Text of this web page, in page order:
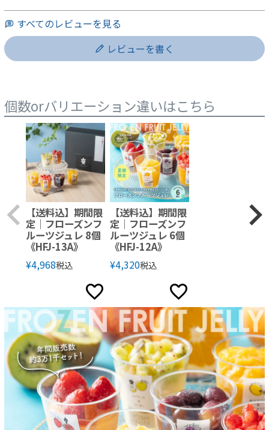
すべてのレビューを見る
レビューを書く
個数orバリエーション違いはこちら
【送料込】期間限
定｜フローズンフ
ルーツジュレ 8個
《HFJ-13A》
¥4,968税込
【送料込】期間限
定｜フローズンフ
ルーツジュレ 6個
《HFJ-12A》
¥4,320税込